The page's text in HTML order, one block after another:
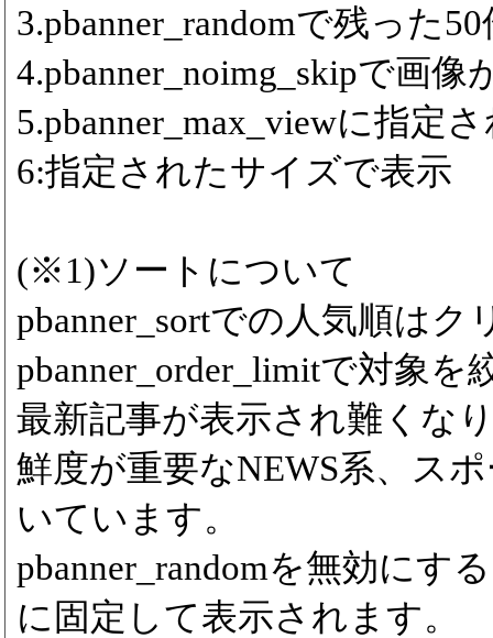
3.pbanner_randomで残った
4.pbanner_noimg_skipで画
5.pbanner_max_viewに指定
6:指定されたサイズで表示
(※1)ソートについて
pbanner_sortでの人気順は
pbanner_order_limitで対象を
最新記事が表示され難くな
鮮度が重要なNEWS系、ス
いています。
pbanner_randomを無効にす
に固定して表示されます。